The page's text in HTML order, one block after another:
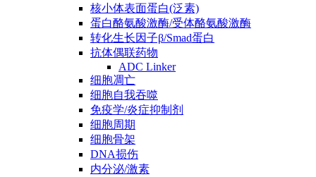
核小体表面蛋白(泛素)
蛋白酪氨酸激酶/受体酪氨酸激酶
转化生长因子β/Smad蛋白
抗体偶联药物
ADC Linker
细胞凋亡
细胞自我吞噬
免疫学/炎症抑制剂
细胞周期
细胞骨架
DNA损伤
内分泌/激素